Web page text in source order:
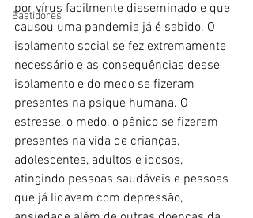
Bastidores
por vírus facilmente disseminado e que
causou uma pandemia já é sabido. O
isolamento social se fez extremamente
necessário e as consequências desse
isolamento e do medo se fizeram
presentes na psique humana. O
estresse, o medo, o pânico se fizeram
presentes na vida de crianças,
adolescentes, adultos e idosos,
atingindo pessoas saudáveis e pessoas
que já lidavam com depressão,